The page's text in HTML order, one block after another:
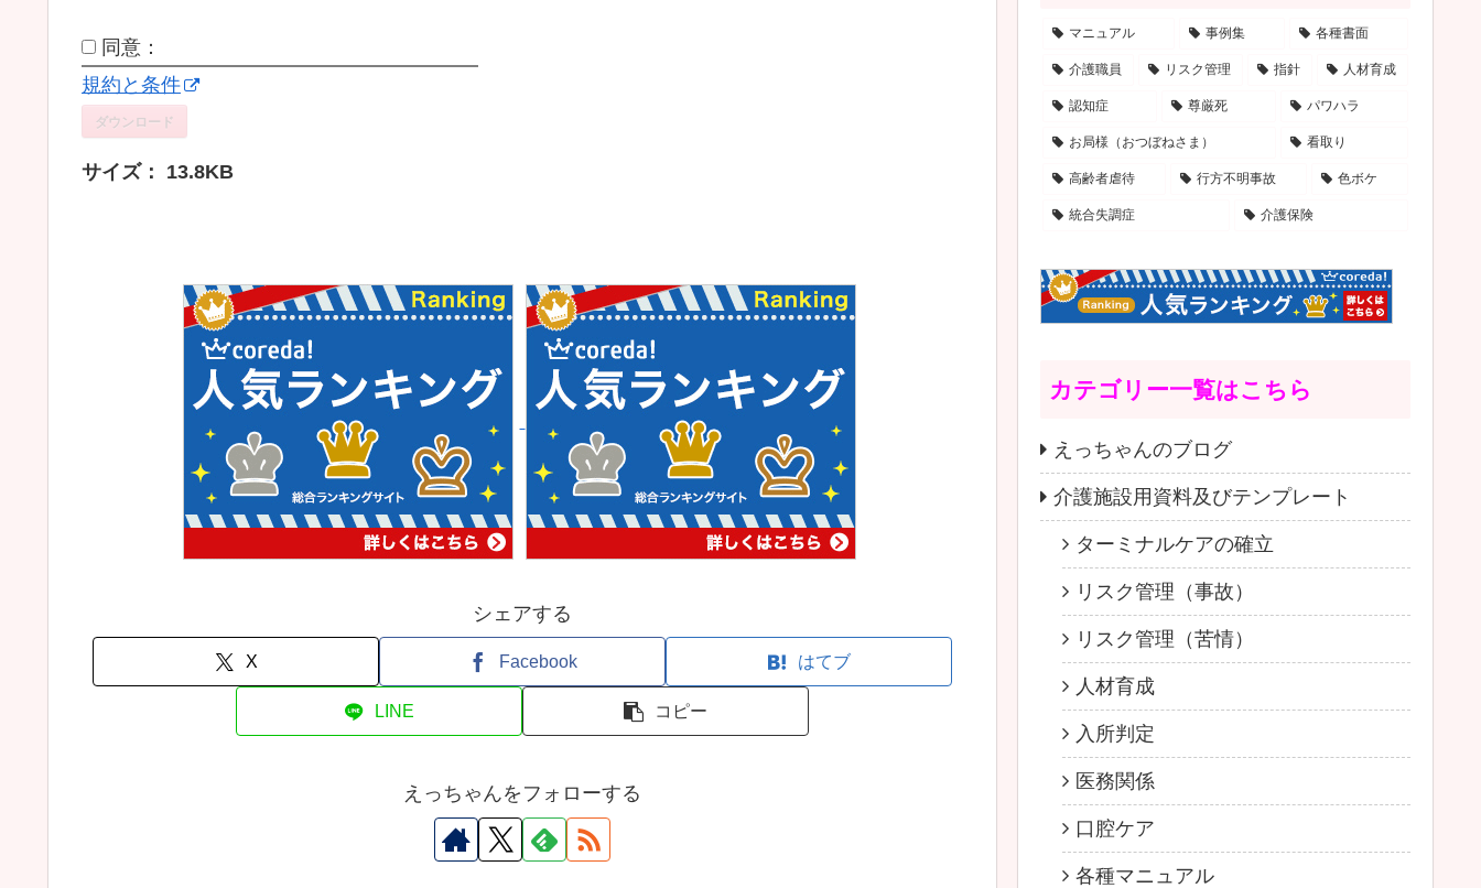
同意：
規約と条件
ダウンロード
サイズ： 13.8KB
シェアする
X Facebook はてブ
LINE コピー
えっちゃんをフォローする
マニュアル 事例集 各種書面
介護職員 リスク管理 指針 人材育成
認知症 尊厳死 パワハラ
お局様（おつぼねさま） 看取り
高齢者虐待 行方不明事故 色ボケ
統合失調症 介護保険
カテゴリー一覧はこちら
えっちゃんのブログ
介護施設用資料及びテンプレート
ターミナルケアの確立
リスク管理（事故）
リスク管理（苦情）
人材育成
入所判定
医務関係
口腔ケア
各種マニュアル